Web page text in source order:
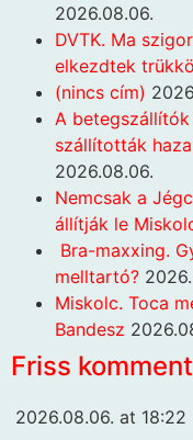
2026.08.06.
DVTK. Ma
elkezdtek
(nincs cím)
A
szállították
2026.08.06.
Nemcsak a
állítják le
Bra-maxxing.
melltartó?
Miskolc. Toca
Bandesz
Friss
2026.08.06. at 18:22